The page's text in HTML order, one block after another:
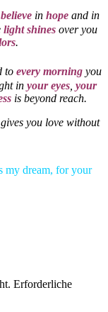
believe in hope and in
light shinesover you
.
to every morningyou
in your eyes your
is beyond reach.
you love without
my dream, for your
Erforderliche